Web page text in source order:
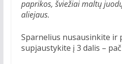
paprikos, šviežiai maltų
aliejaus.
Sparnelius nusausinkite ir
supjaustykite į 3 dalis –